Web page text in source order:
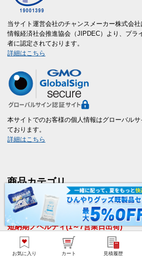
お気に入り カート 見積履歴
当サイト運営会社のチャンスメーカー株式会
情報経済社会推進協会（JIPDEC）より、プラ
者に認定されております。
詳細はこちら
本サイトでのお客様の個人情報はグローバル
ております。
詳細はこちら
商品カテゴリ
新商品
短納期ノベルティ(1～7営業日出荷)
販促花子オリジナル商品